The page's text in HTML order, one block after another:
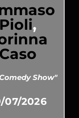
Pioli,
Caso
Show"
07/2026